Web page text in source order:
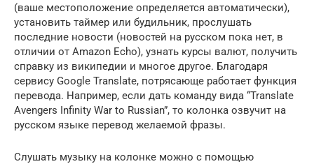
(ваше местоположение определяется автоматически),
установить таймер или будильник, прослушать
последние новости (новостей на русском пока нет, в
отличии от Amazon Echo), узнать курсы валют, получить
справку из википедии и многое другое. Благодаря
сервису Google Translate, потрясающе работает функция
перевода. Например, если дать команду вида “Translate
Avengers Infinity War to Russian”, то колонка озвучит на
русском языке перевод желаемой фразы.
Слушать музыку на колонке можно с помощью